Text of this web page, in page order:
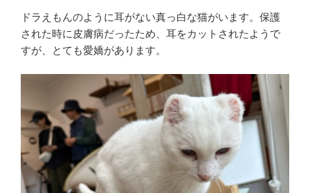
ドラえもんのように耳がない真っ白な猫がいます。保護
された時に皮膚病だったため、耳をカットされたようで
すが、とても愛嬌があります。